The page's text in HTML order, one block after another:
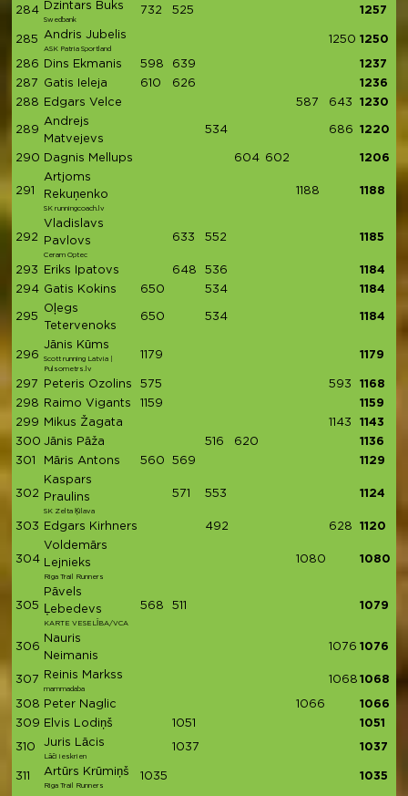
284 Dzintars Buks
Swedbank
732 525 1257
285 Andris Jubelis
ASK Patria Sportland
1250 1250
286 Dins Ekmanis 598 639
1237
287
Gatis Ieleja 610 626
1236
288
Edgars Velce 587 643 1230
289
Andrejs
Matvejevs
534 686 1220
290 Dagnis Mellups 604 602 1206
291
Artjoms
Rekuņenko
SK runningcoach.lv
1188 1188
292
Vladislavs
Pavlovs
Ceram Optec
633 552 1185
293 Eriks Ipatovs 648 536
1184
294 Gatis Kokins 650 534 1184
295
Oļegs
Tetervenoks
650 534 1184
296
Jānis Kūms
Scott running Latvia |
Pulsometrs.lv
1179 1179
297 Peteris Ozolins 575 593
1168
298
Raimo Vigants 1159
1159
299
Mikus Žagata 1143
1143
300 Jānis Pāža 516 620
1136
301
Māris Antons 560 569 1129
302
Kaspars
Praulins
SK Zelta Ķilava
571 553 1124
303 Edgars Kirhners 492 628 1120
304
Voldemārs
Lejnieks
Riga Trail Runners
1080 1080
305
Pāvels
Ļebedevs
KARTE VESELĪBA/VCA
568 511 1079
306
Nauris
Neimanis
1076 1076
307 Reinis Markss
mammadaba
1068 1068
308 Peter Naglic 1066
1066
309
Elvis Lodiņš 1051 1051
310 Juris Lācis
Lāči ieskrien
1037 1037
311 Artūrs Krūmiņš
Riga Trail Runners
1035 1035